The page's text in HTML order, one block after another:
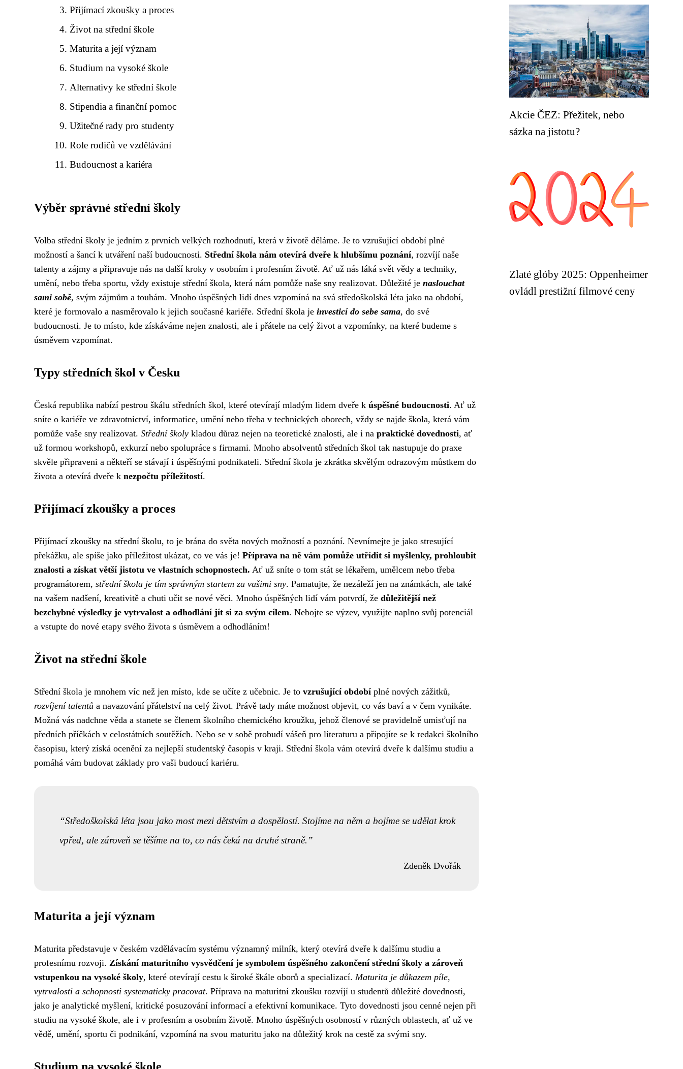
Přijímací zkoušky a proces
Život na střední škole
Maturita a její význam
Studium na vysoké škole
Alternativy ke střední škole
Stipendia a finanční pomoc
Užitečné rady pro studenty
Role rodičů ve vzdělávání
Budoucnost a kariéra
Výběr správné střední školy
Volba střední školy je jedním z prvních velkých rozhodnutí, která v životě děláme. Je to vzrušující období plné
možností a šancí k utváření naší budoucnosti. Střední škola nám otevírá dveře k hlubšímu poznání, rozvíjí naše
talenty a zájmy a připravuje nás na další kroky v osobním i profesním životě. Ať už nás láká svět vědy a techniky,
umění, nebo třeba sportu, vždy existuje střední škola, která nám pomůže naše sny realizovat. Důležité je naslouchat
sami sobě, svým zájmům a touhám. Mnoho úspěšných lidí dnes vzpomíná na svá středoškolská léta jako na období,
které je formovalo a nasměrovalo k jejich současné kariéře. Střední škola je investicí do sebe sama, do své
budoucnosti. Je to místo, kde získáváme nejen znalosti, ale i přátele na celý život a vzpomínky, na které budeme s
úsměvem vzpomínat.
Typy středních škol v Česku
Česká republika nabízí pestrou škálu středních škol, které otevírají mladým lidem dveře k úspěšné budoucnosti. Ať už
sníte o kariéře ve zdravotnictví, informatice, umění nebo třeba v technických oborech, vždy se najde škola, která vám
pomůže vaše sny realizovat. Střední školy kladou důraz nejen na teoretické znalosti, ale i na praktické dovednosti, ať
už formou workshopů, exkurzí nebo spolupráce s firmami. Mnoho absolventů středních škol tak nastupuje do praxe
skvěle připraveni a někteří se stávají i úspěšnými podnikateli. Střední škola je zkrátka skvělým odrazovým můstkem do
života a otevírá dveře k nezpočtu příležitostí.
Přijímací zkoušky a proces
Přijímací zkoušky na střední školu, to je brána do světa nových možností a poznání. Nevnímejte je jako stresující
překážku, ale spíše jako příležitost ukázat, co ve vás je! Příprava na ně vám pomůže utřídit si myšlenky, prohloubit
znalosti a získat větší jistotu ve vlastních schopnostech. Ať už sníte o tom stát se lékařem, umělcem nebo třeba
programátorem, střední škola je tím správným startem za vašimi sny. Pamatujte, že nezáleží jen na známkách, ale také
na vašem nadšení, kreativitě a chuti učit se nové věci. Mnoho úspěšných lidí vám potvrdí, že důležitější než
bezchybné výsledky je vytrvalost a odhodlání jít si za svým cílem. Nebojte se výzev, využijte naplno svůj potenciál
a vstupte do nové etapy svého života s úsměvem a odhodláním!
Život na střední škole
Střední škola je mnohem víc než jen místo, kde se učíte z učebnic. Je to vzrušující obdobíplné nových zážitků,
rozvíjení talentů a navazování přátelství na celý život. Právě tady máte možnost objevit, co vás baví a v čem vynikáte.
Možná vás nadchne věda a stanete se členem školního chemického kroužku, jehož členové se pravidelně umisťují na
předních příčkách v celostátních soutěžích. Nebo se v sobě probudí vášeň pro literaturu a připojíte se k redakci školního
časopisu, který získá ocenění za nejlepší studentský časopis v kraji. Střední škola vám otevírá dveře k dalšímu studiu a
pomáhá vám budovat základy pro vaši budoucí kariéru.
Středoškolská léta jsou jako most mezi dětstvím a dospělostí. Stojíme na něm a bojíme se udělat krok
vpřed, ale zároveň se těšíme na to, co nás čeká na druhé straně.
Zdeněk Dvořák
Maturita a její význam
Maturita představuje v českém vzdělávacím systému významný milník, který otevírá dveře k dalšímu studiu a
profesnímu rozvoji. Získání maturitního vysvědčení je symbolem úspěšného zakončení střední školy a zároveň
vstupenkou na vysoké školy, které otevírají cestu k široké škále oborů a specializací. Maturita je důkazem píle,
vytrvalosti a schopnosti systematicky pracovat. Příprava na maturitní zkoušku rozvíjí u studentů důležité dovednosti,
jako je analytické myšlení, kritické posuzování informací a efektivní komunikace. Tyto dovednosti jsou cenné nejen při
studiu na vysoké škole, ale i v profesním a osobním životě. Mnoho úspěšných osobností v různých oblastech, ať už ve
vědě, umění, sportu či podnikání, vzpomíná na svou maturitu jako na důležitý krok na cestě za svými sny.
Akcie ČEZ: Přežitek, nebo
sázka na jistotu?
Zlaté glóby 2025: Oppenheimer
ovládl prestižní filmové ceny